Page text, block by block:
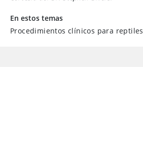
En estos temas
Procedimientos clínicos para reptiles